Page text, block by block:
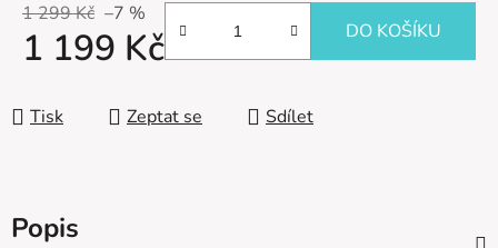
1 299 Kč –7 %
1 199 Kč DO KOŠÍKU
Tisk Zeptat se Sdílet
Popis